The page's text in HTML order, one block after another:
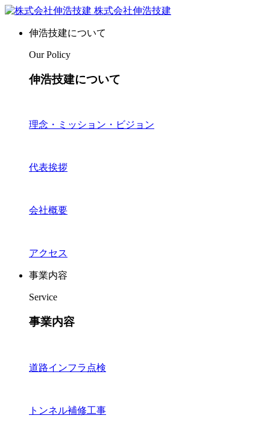
株式会社伸浩技建
伸浩技建について
Our Policy
伸浩技建について
理念・ミッション・ビジョン
代表挨拶
会社概要
アクセス
事業内容
Service
事業内容
道路インフラ点検
トンネル補修工事